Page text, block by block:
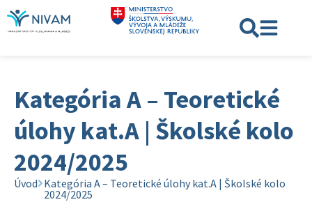
Kategória A – Teoretické
úlohy kat.A | Školské kolo
2024/2025
Úvod Kategória A – Teoretické úlohy kat.A | Školské kolo
2024/2025